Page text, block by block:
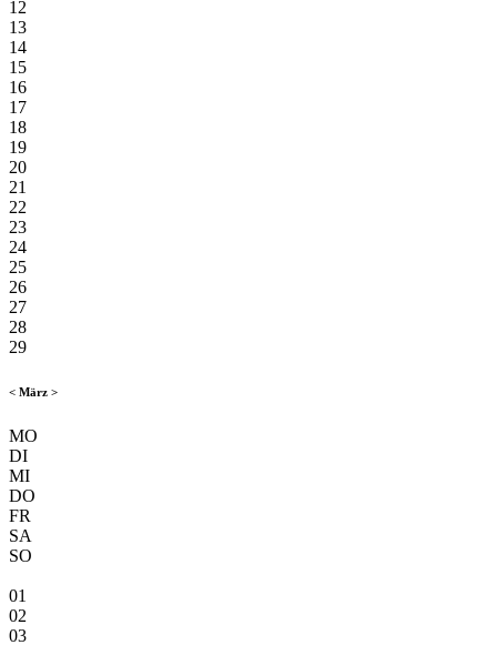
12
13
14
15
16
17
18
19
20
21
22
23
24
25
26
27
28
29
< März >
MO
DI
MI
DO
FR
SA
SO
01
02
03